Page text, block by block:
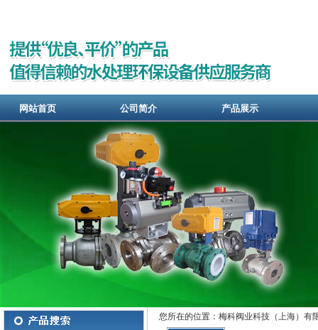
网站首页 公司简介 产品展示
您所在的位置：梅科阀业科技（上海）有